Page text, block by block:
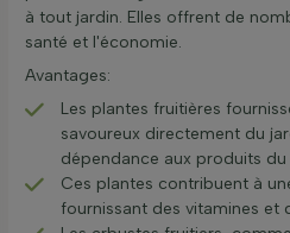
à tout jardin. Elles offrent de
santé et l'économie.
Avantages:
Les plantes fruitières
savoureux directement du
dépendance aux produits du
Ces plantes contribuent à
fournissant des vitamines et